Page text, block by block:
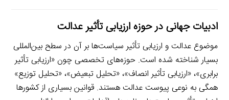
ادبیات جهانی در حوزه ارزیابی تأثیر عدالت
موضوع عدالت و ارزیابی تأثیر سیاست‌ها بر آن در سطح بین‌المللی
بسیار شناخته شده است. حوزه‌های تخصصی چون «ارزیابی تأثیر
برابری»، «ارزیابی تأثیر انصاف»، «تحلیل تبعیض»، «تحلیل توزیع»
همگی به نوعی پیوست عدالت هستند. قوانین بسیاری از کشورها